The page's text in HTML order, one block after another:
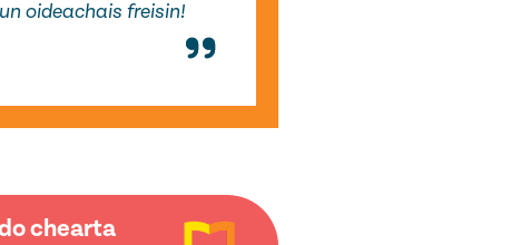
oideachais freisin!
chearta